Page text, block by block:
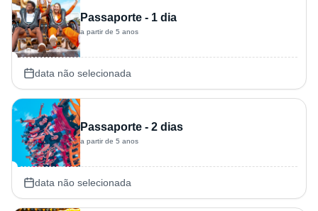
Passaporte - 1 dia
a partir de 5 anos
data não selecionada
Passaporte - 2 dias
a partir de 5 anos
data não selecionada